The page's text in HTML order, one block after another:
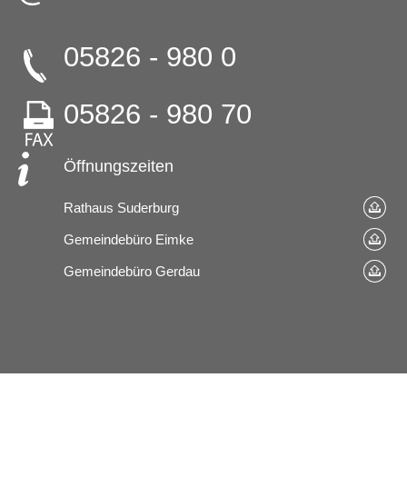
05826 - 980 0
05826 - 980 70
Öffnungszeiten
Rathaus Suderburg
Gemeindebüro Eimke
Gemeindebüro Gerdau